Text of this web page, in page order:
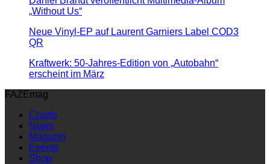
„Without Us“
Neue Vinyl-EP auf Laurent Garniers Label COD3
QR
Kraftwerk: 50-Jahres-Edition von „Autobahn“
erscheint im März
FAZEmag
Charts
News
Magazin
Events
Shop